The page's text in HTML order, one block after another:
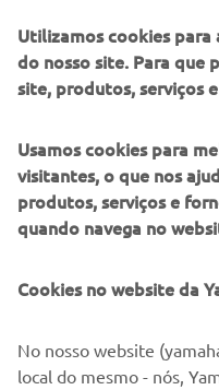
excecional e sistemas de
geração, os motores
eficiente e ecológica aos
países selecionados em
Shop&Service
nunca o acesso dos
sustentáveis.
Utilizamos cookies
do nosso site. Para que
site, produtos, serviços
Usamos cookies para
visitantes, o que nos
produtos, serviços e
quando navega no
Cookies no website da
No nosso website
local do mesmo - nós,